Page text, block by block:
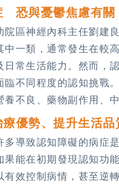
恐與憂鬱焦慮有關
區神經內科主任劉建
一類，通常發生在較
常生活能力。然而，
臨不同程度的認知挑戰
不良、藥物副作用、
優勢、提升生活品
導致認知障礙的病症
能在初期發現認知功
效控制病情，甚至逆